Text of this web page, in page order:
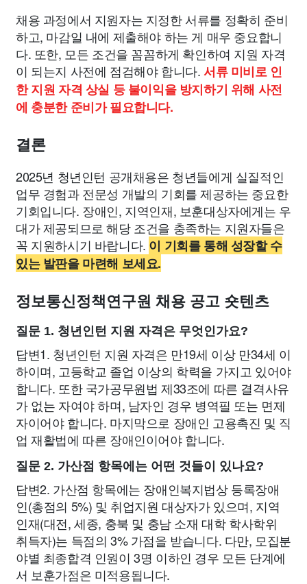
채용 과정에서 지원자는 지정한 서류를 정확히 준비
하고, 마감일 내에 제출해야 하는 게 매우 중요합니
다. 또한, 모든 조건을 꼼꼼하게 확인하여 지원 자격
이 되는지 사전에 점검해야 합니다.서류 미비로 인
한 지원 자격 상실 등 불이익을 방지하기 위해 사전
에 충분한 준비가 필요합니다.
결론
2025년 청년인턴 공개채용은 청년들에게 실질적인
업무 경험과 전문성 개발의 기회를 제공하는 중요한
기회입니다. 장애인, 지역인재, 보훈대상자에게는 우
대가 제공되므로 해당 조건을 충족하는 지원자들은
꼭 지원하시기 바랍니다. 이 기회를 통해 성장할 수
있는 발판을 마련해 보세요.
정보통신정책연구원 채용 공고 숏텐츠
질문 1. 청년인턴 지원 자격은 무엇인가요?
답변1. 청년인턴 지원 자격은 만19세 이상 만34세 이
하이며, 고등학교 졸업 이상의 학력을 가지고 있어야
합니다. 또한 국가공무원법 제33조에 따른 결격사유
가 없는 자여야 하며, 남자인 경우 병역필 또는 면제
자이어야 합니다. 마지막으로 장애인 고용촉진 및 직
업 재활법에 따른 장애인이어야 합니다.
질문 2. 가산점 항목에는 어떤 것들이 있나요?
답변2. 가산점 항목에는 장애인복지법상 등록장애
인(총점의 5%) 및 취업지원 대상자가 있으며, 지역
인재(대전, 세종, 충북 및 충남 소재 대학 학사학위
취득자)는 득점의 3% 가점을 받습니다. 다만, 모집분
야별 최종합격 인원이 3명 이하인 경우 모든 단계에
서 보훈가점은 미적용됩니다.